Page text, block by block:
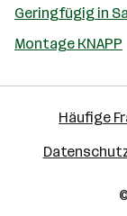
Geringfügig in
Montage KNAPP
Häufige